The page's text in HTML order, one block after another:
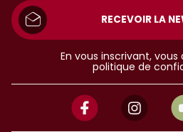
RECEVOIR LA
En vous inscrivant,
politique de